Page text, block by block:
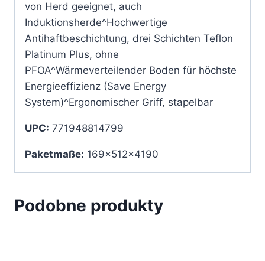
von Herd geeignet, auch
Induktionsherde^Hochwertige
Antihaftbeschichtung, drei Schichten Teflon
Platinum Plus, ohne
PFOA^Wärmeverteilender Boden für höchste
Energieeffizienz (Save Energy
System)^Ergonomischer Griff, stapelbar
UPC: 771948814799
Paketmaße: 169x512x4190
Podobne produkty